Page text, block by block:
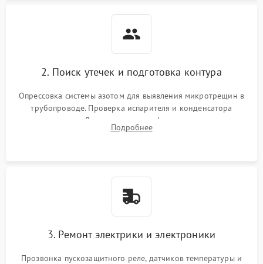
1800 ₽
2. Поиск утечек и подготовка контура
Опрессовка системы азотом для выявления микротрещин в
трубопроводе. Проверка испарителя и конденсатора
течеискателем. Демонтаж старого фильтра-осушителя и
продувка капиллярной трубки для устранения засоров.
Подробнее
3. Ремонт электрики и электроники
Прозвонка пускозащитного реле, датчиков температуры и